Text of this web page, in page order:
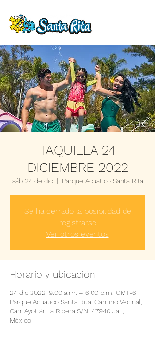
TAQUILLA 24
DICIEMBRE 2022
sáb 24 de dic
  |
Parque Acuatico Santa Rita
Se ha cerrado la posibilidad de
registrarse
Ver otros eventos
Horario y ubicación
24 dic 2022, 9:00 a.m. – 6:00 p.m. GMT-6
Parque Acuatico Santa Rita, Camino Vecinal,
Carr Ayotlán la Ribera S/N, 47940 Jal.,
México